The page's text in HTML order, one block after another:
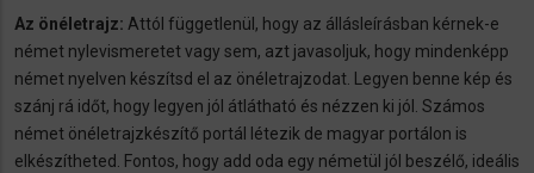
Az önéletrajz: Attól függetlenül, hogy az állásleírásban kérnek-e
német nylevismeretet vagy sem, azt javasoljuk, hogy mindenképp
német nyelven készítsd el az önéletrajzodat. Legyen benne kép és
szánj rá időt, hogy legyen jól átlátható és nézzen ki jól. Számos
német önéletrajzkészítő portál létezik de magyar portálon is
elkészítheted. Fontos, hogy add oda egy németül jól beszélő, ideális